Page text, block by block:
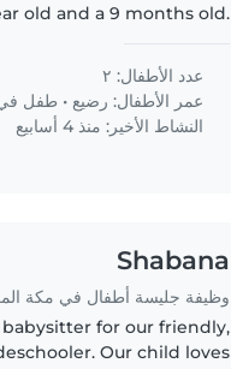
old and a 9 months old.
doing some..
عدد الأطفال: ٢
عمر الأطفال: رضيع • طفل في
النشاط الأخير: منذ 4 أسابيع
Shabana
وظيفة جليسة أطفال في مكة
for our friendly,
Our child loves